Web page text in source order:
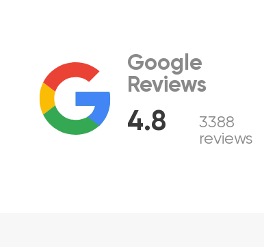
4.8
Google
Reviews
3388
reviews